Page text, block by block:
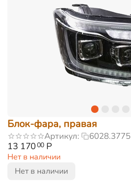
Блок-фара, правая
Артикул: 6028.3775
13 17000 Р
Нет в наличии
Нет в наличии